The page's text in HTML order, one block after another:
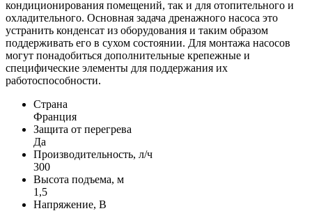
кондиционирования помещений, так и для отопительного и
охладительного. Основная задача дренажного насоса это
устранить конденсат из оборудования и таким образом
поддерживать его в сухом состоянии. Для монтажа насосов
могут понадобиться дополнительные крепежные и
специфические элементы для поддержания их
работоспособности.
Страна
Франция
Защита от перегрева
Да
Производительность, л/ч
300
Высота подъема, м
1,5
Напряжение, В